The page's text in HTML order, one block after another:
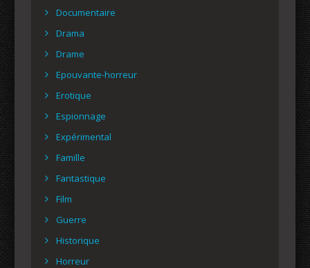
Documentaire
Drama
Drame
Epouvante-horreur
Erotique
Espionnage
Expérimental
Famille
Fantastique
Film
Guerre
Historique
Horreur